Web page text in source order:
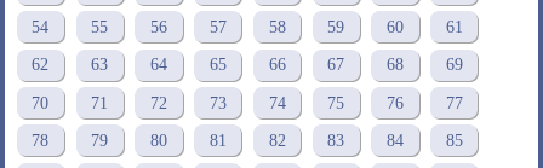
54 55 56 57 58 59 60 61
62 63 64 65 66 67 68 69
70 71 72 73 74 75 76 77
78 79 80 81 82 83 84 85